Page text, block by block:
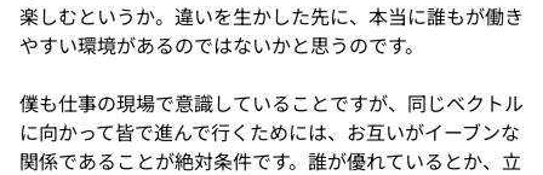
楽しむというか。違いを生かした先に、本当に誰もが働き
やすい環境があるのではないかと思うのです。
僕も仕事の現場で意識していることですが、同じベクトル
に向かって皆で進んで行くためには、お互いがイーブンな
関係であることが絶対条件です。誰が優れているとか、立